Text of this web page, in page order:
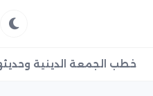
خطب الجمعة الدينية